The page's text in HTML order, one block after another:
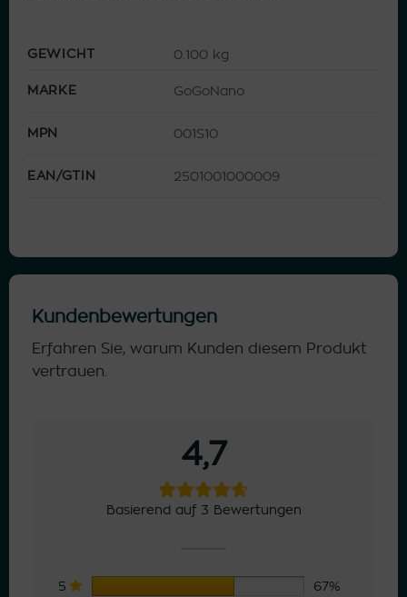
GEWICHT 0.100 kg
MARKE GoGoNano
MPN 001S10
EAN/GTIN 2501001000009
Kundenbewertungen
Erfahren Sie, warum Kunden diesem Produkt
vertrauen.
4,7
Basierend auf 3 Bewertungen
5
67%